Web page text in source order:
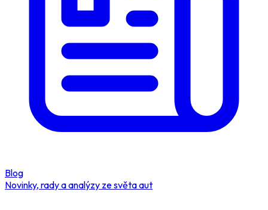
Blog
Novinky, rady a analýzy ze světa aut